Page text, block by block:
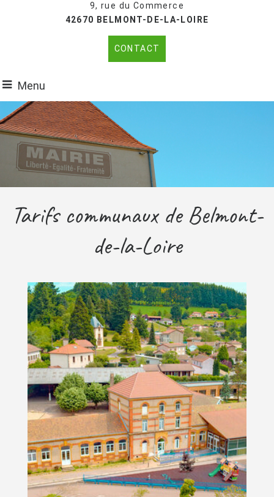
9, rue du Commerce
42670 BELMONT-DE-LA-LOIRE
CONTACT
Menu
Tarifs communaux de Belmont-
de-la-Loire